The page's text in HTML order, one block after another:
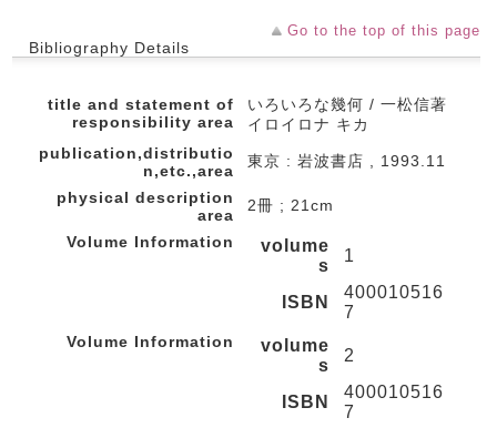
Go to the top of this page
Bibliography Details
title and statement of
responsibility area
いろいろな幾何 / 一松信著
イロイロナ キカ
publication,distributio
n,etc.,area
東京 : 岩波書店 , 1993.11
physical description
area
2冊 ; 21cm
Volume Information
volume
s
1
ISBN
400010516
7
Volume Information
volume
s
2
ISBN
400010516
7